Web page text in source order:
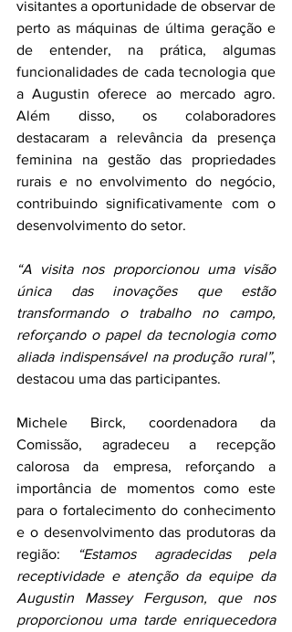
visitantes a oportunidade de observar de
perto as máquinas de última geração e
de entender, na prática, algumas
funcionalidades de cada tecnologia que
a Augustin oferece ao mercado agro.
Além disso, os colaboradores
destacaram a relevância da presença
feminina na gestão das propriedades
rurais e no envolvimento do negócio,
contribuindo significativamente com o
desenvolvimento do setor.
“A visita nos proporcionou uma visão
única das inovações que estão
transformando o trabalho no campo,
reforçando o papel da tecnologia como
aliada indispensável na produção rural”,
destacou uma das participantes.
Michele Birck, coordenadora da
Comissão, agradeceu a recepção
calorosa da empresa, reforçando a
importância de momentos como este
para o fortalecimento do conhecimento
e o desenvolvimento das produtoras da
região:
“Estamos agradecidas pela
receptividade e atenção da equipe da
Augustin Massey Ferguson, que nos
proporcionou uma tarde enriquecedora